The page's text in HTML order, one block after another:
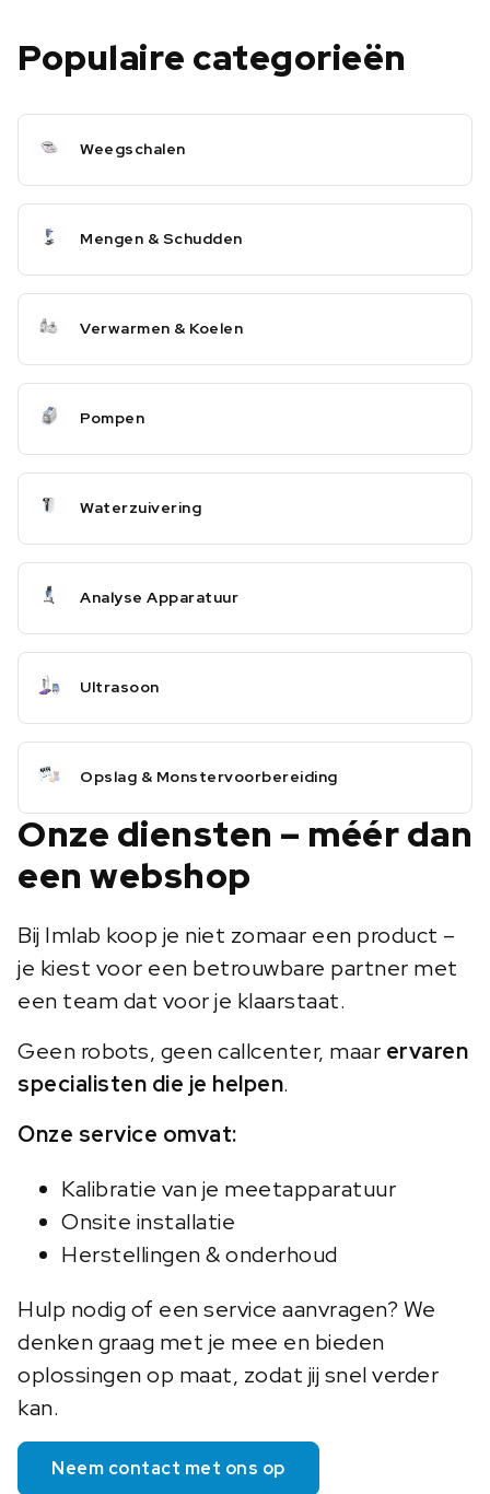
Populaire categorieën
Weegschalen
Mengen & Schudden
Verwarmen & Koelen
Pompen
Waterzuivering
Analyse Apparatuur
Ultrasoon
Opslag & Monstervoorbereiding
Onze diensten – méér dan
een webshop
Bij Imlab koop je niet zomaar een product –
je kiest voor een betrouwbare partner met
een team dat voor je klaarstaat.
Geen robots, geen callcenter, maar ervaren
specialisten die je helpen.
Onze service omvat:
Kalibratie van je meetapparatuur
Onsite installatie
Herstellingen & onderhoud
Hulp nodig of een service aanvragen? We
denken graag met je mee en bieden
oplossingen op maat, zodat jij snel verder
kan.
Neem contact met ons op